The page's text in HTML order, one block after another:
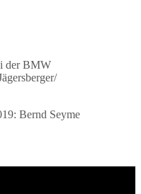
der BMW
Bernd Seyme